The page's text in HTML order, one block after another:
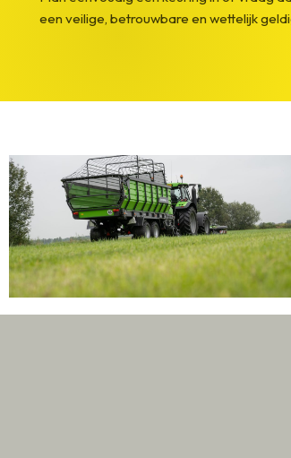
een veilige, betrouwbare en wettelijk